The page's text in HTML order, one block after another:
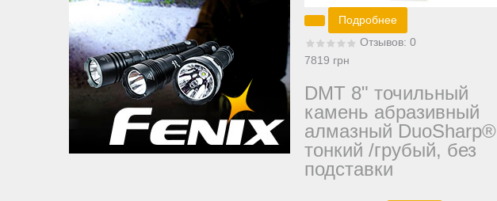
Подробнее
Отзывов: 0
7819 грн
DMT 8" точильный
камень абразивный
алмазный DuoSharp®
тонкий /грубый, без
подставки